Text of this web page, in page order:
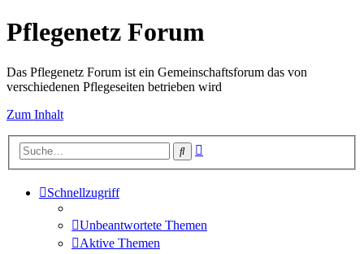
Pflegenetz Forum
Das Pflegenetz Forum ist ein Gemeinschaftsforum das von
verschiedenen Pflegeseiten betrieben wird
Zum Inhalt
Suche
Schnellzugriff
Unbeantwortete Themen
Aktive Themen